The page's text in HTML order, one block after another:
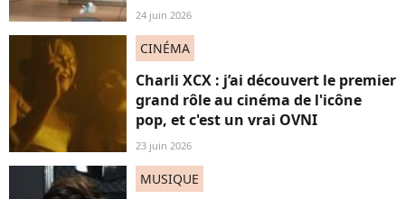
24 juin 2026
CINÉMA
Charli XCX : j’ai découvert le premier
grand rôle au cinéma de l'icône
pop, et c'est un vrai OVNI
23 juin 2026
MUSIQUE